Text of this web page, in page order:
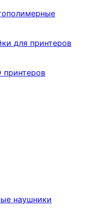
для принтеров
принтеров
наушники